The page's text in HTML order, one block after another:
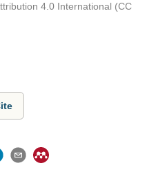
4.0 International (CC